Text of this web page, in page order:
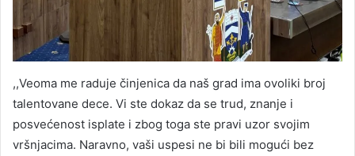
,,Veoma me raduje činjenica da naš grad ima ovoliki broj
talentovane dece. Vi ste dokaz da se trud, znanje i
posvećenost isplate i zbog toga ste pravi uzor svojim
vršnjacima. Naravno, vaši uspesi ne bi bili mogući bez